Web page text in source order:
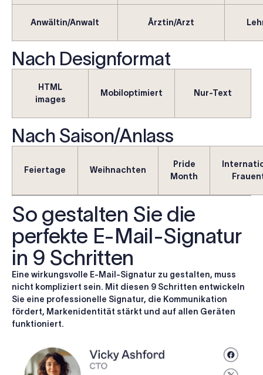
Anwältin/Anwalt Ärztin/Arzt
Nach Designformat
HTML
images
Mobiloptimiert Nur-Text
Nach Saison/Anlass
Feiertage Weihnachten
Pride
Month
So gestalten Sie die
perfekte E-Mail-Signatur
in 9 Schritten
Eine wirkungsvolle E-Mail-Signatur zu gestalten, muss
nicht kompliziert sein. Mit diesen 9 Schritten entwickeln
Sie eine professionelle Signatur, die Kommunikation
fördert, Markenidentität stärkt und auf allen Geräten
funktioniert.